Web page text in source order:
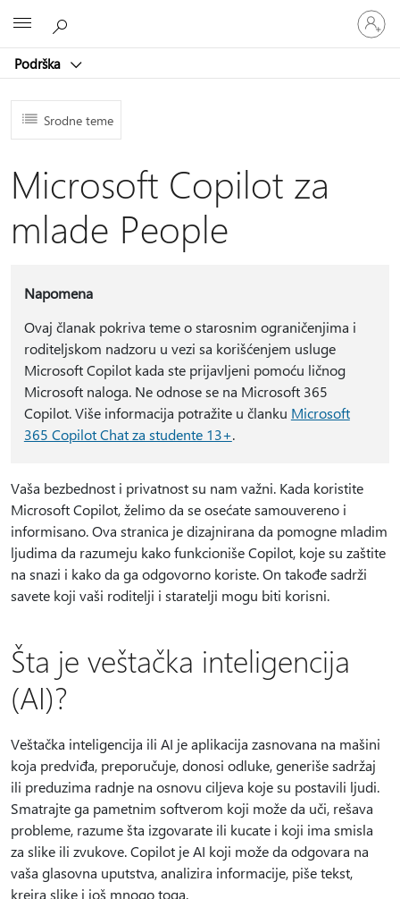
Podrška
Prijavite
se
na
Srodne teme
Microsoft Copilot za
mlade People
Napomena
Ovaj članak pokriva teme o starosnim ograničenjima i
roditeljskom nadzoru u vezi sa korišćenjem usluge
Microsoft Copilot kada ste prijavljeni pomoću ličnog
Microsoft naloga. Ne odnose se na Microsoft 365
Copilot. Više informacija potražite u članku Microsoft
365 Copilot Chat za studente 13+.
Vaša bezbednost i privatnost su nam važni. Kada koristite
Microsoft Copilot, želimo da se osećate samouvereno i
informisano. Ova stranica je dizajnirana da pomogne mladim
ljudima da razumeju kako funkcioniše Copilot, koje su zaštite
na snazi i kako da ga odgovorno koriste. On takođe sadrži
savete koji vaši roditelji i staratelji mogu biti korisni.
Šta je veštačka inteligencija
(AI)?
Veštačka inteligencija ili AI je aplikacija zasnovana na mašini
koja predviđa, preporučuje, donosi odluke, generiše sadržaj
ili preduzima radnje na osnovu ciljeva koje su postavili ljudi.
Smatrajte ga pametnim softverom koji može da uči, rešava
probleme, razume šta izgovarate ili kucate i koji ima smisla
za slike ili zvukove. Copilot je AI koji može da odgovara na
vaša glasovna uputstva, analizira informacije, piše tekst,
kreira slike i još mnogo toga.